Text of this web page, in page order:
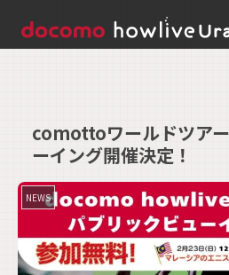
comottoワールドツア
ーイング開催決定！
NEWS